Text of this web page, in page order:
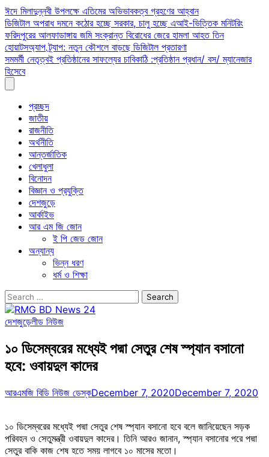
Skip
to
content
ঈদে মিলাদুন্নবী উপলক্ষে এতিমের অভিভাবকত্ব গ্রহণের আহ্বান
ডিজিটাল অপরাধ দমনে কঠোর হচ্ছে সরকার, চালু হচ্ছে এআই-ভিত্তিক মনিটরিং
ফরিদপুরের আলফাডাঙ্গায় জমি সংক্রান্ত বিরোধের জেরে হামলা আহত তিন
হোয়াটসঅ্যাপ ট্র্যাপ: নতুন কৌশলে বাড়ছে ডিজিটাল প্রতারণা
সমমর্মী নেতৃত্বই প্রতিষ্ঠানের সাফল্যের চাবিকাঠি :প্রতিষ্ঠান প্রধান/ বস/ ম্যানেজার
হিসেবে
প্রচ্ছদ
জাতীয়
রাজনীতি
অর্থনীতি
আন্তর্জাতিক
খেলাধুলা
বিনোদন
বিজ্ঞান ও প্রযুক্তি
দেশজুড়ে
আর্কাইভ
আর এম জি জোন
ই পি জেড জোন
অন্যান্য
ভিন্ন ধরণ
ধর্ম ও শিক্ষা
Search
for:
দেশজুড়েলীড নিউজ
১০ ডিসেম্বরের মধ্যেই পদ্মা সেতুর শেষ স্প্যান বসানো
হবে: ওবায়দুল কাদের
আরএমজি বিডি নিউজ ডেস্কDecember 7, 2020December 7, 2020
১০ ডিসেম্বরের মধ্যেই পদ্মা সেতুর শেষ স্প্যান বসানো হবে বলে জানিয়েছেন সড়ক
পরিবহন ও সেতুমন্ত্রী ওবায়দুল কাদের। তিনি আরও জানান, স্প্যান বসানোর পরে পদ্মা
সেতুর বাকি কাজ শেষ হতে সময় লাগবে ১০ মাসের মতো।